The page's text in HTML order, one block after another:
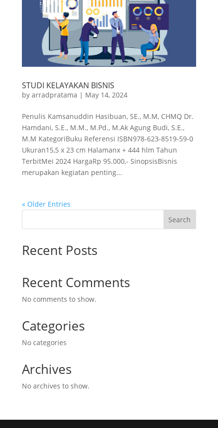
STUDI KELAYAKAN BISNIS
by arradpratama | May 14, 2024
Penulis Kamsanuddin Hasibuan, SE., M.M, CHMQ Dr.
Hamdani, S.E., M.M., M.Pd., M.Ak Agung Budi, S.E.,
M.M KategoriBuku Referensi ISBN978-623-8519-59-0
Ukuran15,5 x 23 cm Halamanx + 444 hlm Tahun
TerbitMei 2024 HargaRp 95.000,- SinopsisBisnis
merupakan kegiatan penting...
« Older Entries
Search
Recent Posts
Recent Comments
No comments to show.
Categories
No categories
Archives
No archives to show.